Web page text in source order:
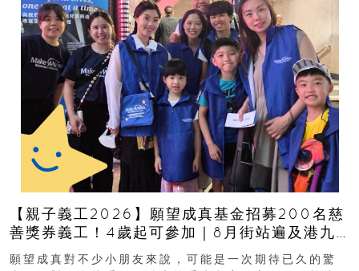
【親子義工2026】願望成真基金招募200名慈
善獎券義工！4歲起可參加｜8月街站遍及港九
新界
願望成真對不少小朋友來說，可能是一次期待已久的驚